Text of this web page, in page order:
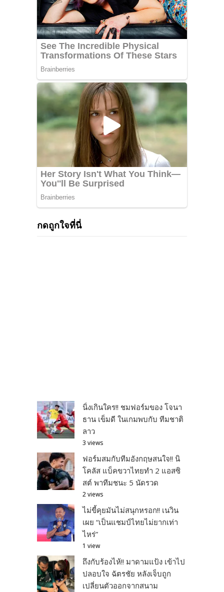
กดถูกใจที่นี่
นิ่งเกินใคร!! ชมฟอร์มของ โจนา
ธาน เข็มดี ในเกมพบกับ ทีมชาติ
ลาว
3 views
ฟอร์มสมกับทีมอังกฤษสนใจ!! นิ
โคลัส แบ็คขวาไทยทำ 2 แอสซิ
สต์ พาทีมชนะ 5 นัดรวด
2 views
ไม่ขี้คุยมันไม่สนุกหรอก!! เนวิน
เผย “เป็นแชมป์ไทยไม่ยากเท่า
ไหร่”
1 view
ถึงกับร้องไห้!! มาดามแป้ง เข้าไป
ปลอบใจ ฉัตรชัย หลังเจ็บถูก
เปลี่ยนตัวออกจากสนาม